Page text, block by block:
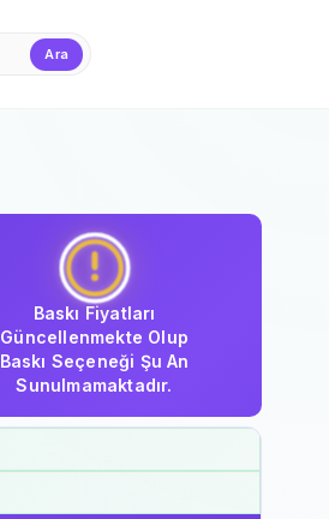
Ara
Baskı Fiyatları
Güncellenmekte Olup
Baskı Seçeneği Şu An
Sunulmamaktadır.